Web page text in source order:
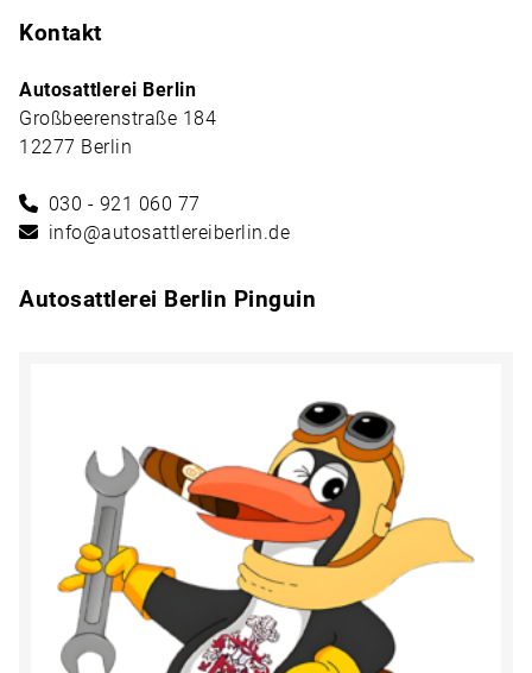
Kontakt
Autosattlerei Berlin
Großbeerenstraße 184
12277 Berlin
030 - 921 060 77
info@autosattlereiberlin.de
Autosattlerei Berlin Pinguin